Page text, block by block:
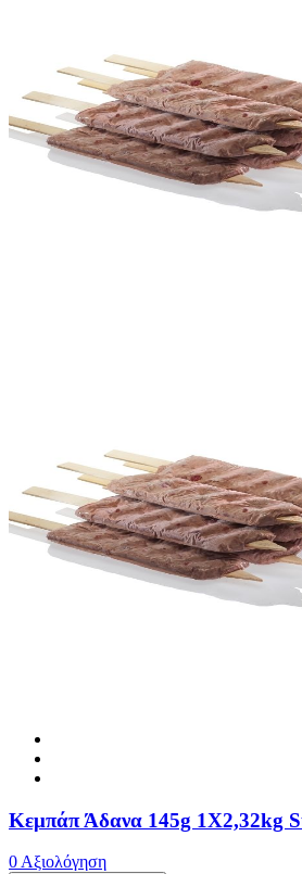
Κεμπάπ Άδανα 145g 1X2,32kg
0 Αξιολόγηση